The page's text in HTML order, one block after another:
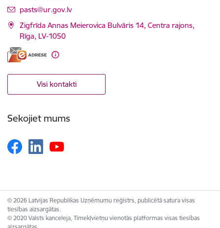
E-pasts:
pasts@ur.gov.lv
Zigfrīda Annas Meierovica Bulvāris 14, Centra rajons,
Rīga, LV-1050
Visi kontakti
Sekojiet mums
© 2026 Latvijas Republikas Uzņēmumu reģistrs, publicētā satura visas
tiesības aizsargātas.
© 2020 Valsts kanceleja, Tīmekļvietņu vienotās platformas visas tiesības